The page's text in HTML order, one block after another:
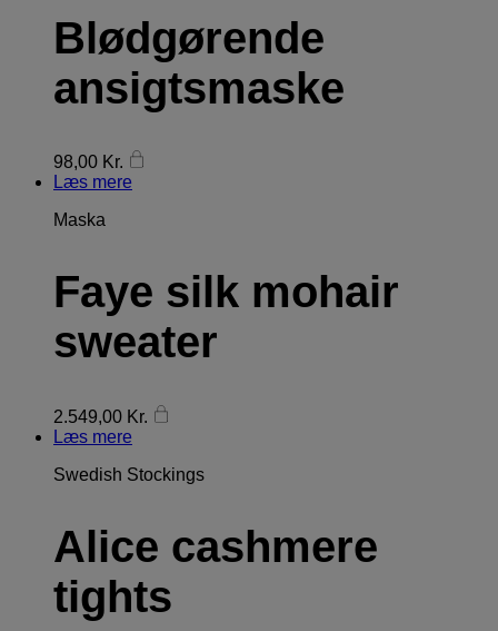
Blødgørende
ansigtsmaske
98,00 Kr.
Læs mere
Maska
Faye silk mohair
sweater
2.549,00 Kr.
Læs mere
Swedish Stockings
Alice cashmere
tights